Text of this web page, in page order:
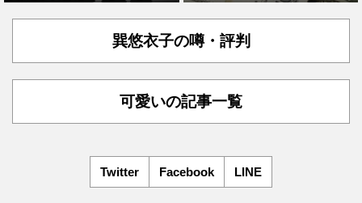
巽悠衣子の噂・評判
可愛いの記事一覧
Twitter Facebook LINE